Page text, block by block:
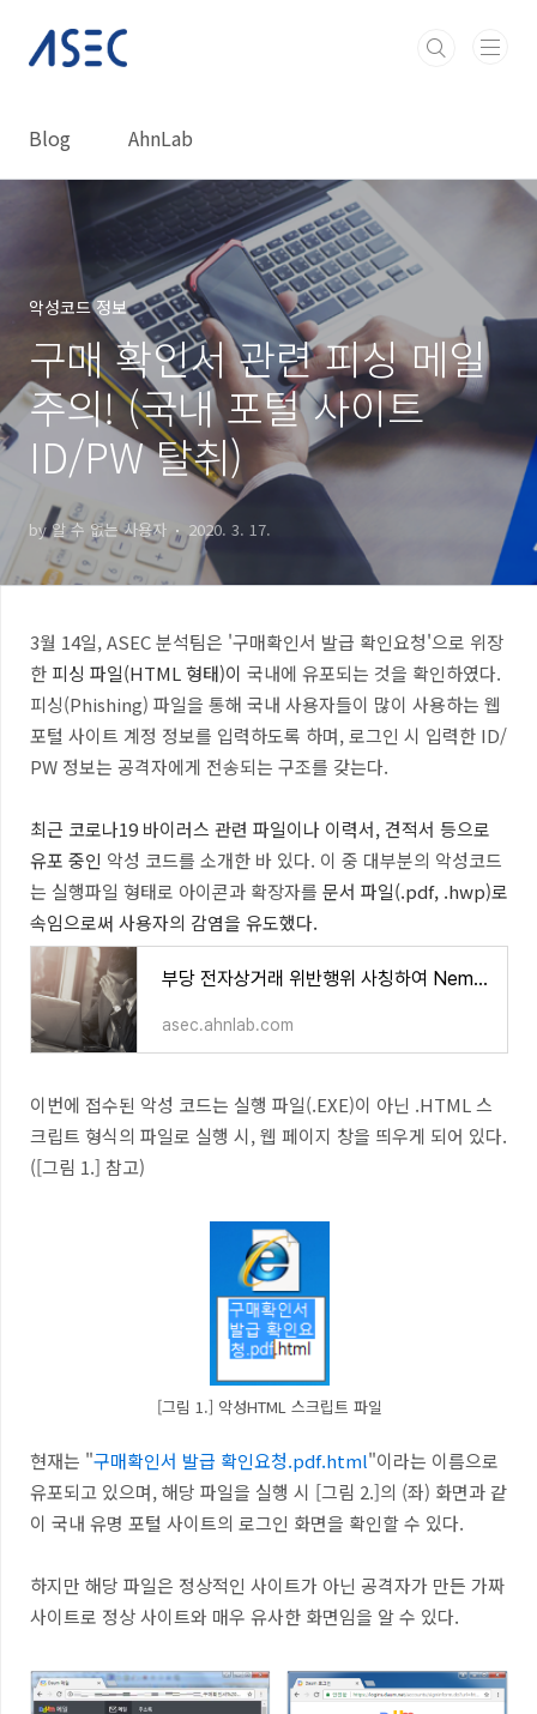
Blog AhnLab
악성코드 정보
구매 확인서 관련 피싱 메일
주의! (국내 포털 사이트
ID/PW 탈취)
by 알 수 없는 사용자 2020. 3. 17.
3월 14일, ASEC 분석팀은 '구매확인서 발급 확인요청'으로 위장
한 피싱 파일(HTML 형태)이 국내에 유포되는 것을 확인하였다.
피싱(Phishing) 파일을 통해 국내 사용자들이 많이 사용하는 웹
포털 사이트 계정 정보를 입력하도록 하며, 로그인 시 입력한 ID/
PW 정보는 공격자에게 전송되는 구조를 갖는다.
최근 코로나19 바이러스 관련 파일이나 이력서, 견적서 등으로
유포 중인 악성 코드를 소개한 바 있다. 이 중 대부분의 악성코드
는 실행파일 형태로 아이콘과 확장자를 문서 파일(.pdf, .hwp)로
속임으로써 사용자의 감염을 유도했다.
부당 전자상거래 위반행위 사칭하여 Nemty 2.5 랜섬웨어 유포 중
asec.ahnlab.com
이번에 접수된 악성 코드는 실행 파일(.EXE)이 아닌 .HTML 스
크립트 형식의 파일로 실행 시, 웹 페이지 창을 띄우게 되어 있다.
([그림 1.] 참고)
[그림 1.] 악성HTML 스크립트 파일
현재는 "구매확인서 발급 확인요청.pdf.html"이라는 이름으로
유포되고 있으며, 해당 파일을 실행 시 [그림 2.]의 (좌) 화면과 같
이 국내 유명 포털 사이트의 로그인 화면을 확인할 수 있다.
하지만 해당 파일은 정상적인 사이트가 아닌 공격자가 만든 가짜
사이트로 정상 사이트와 매우 유사한 화면임을 알 수 있다.